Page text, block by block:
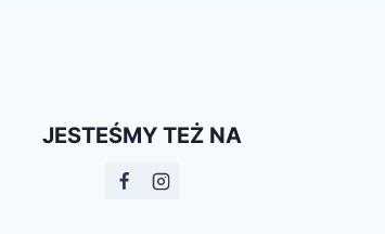
JESTEŚMY TEŻ NA